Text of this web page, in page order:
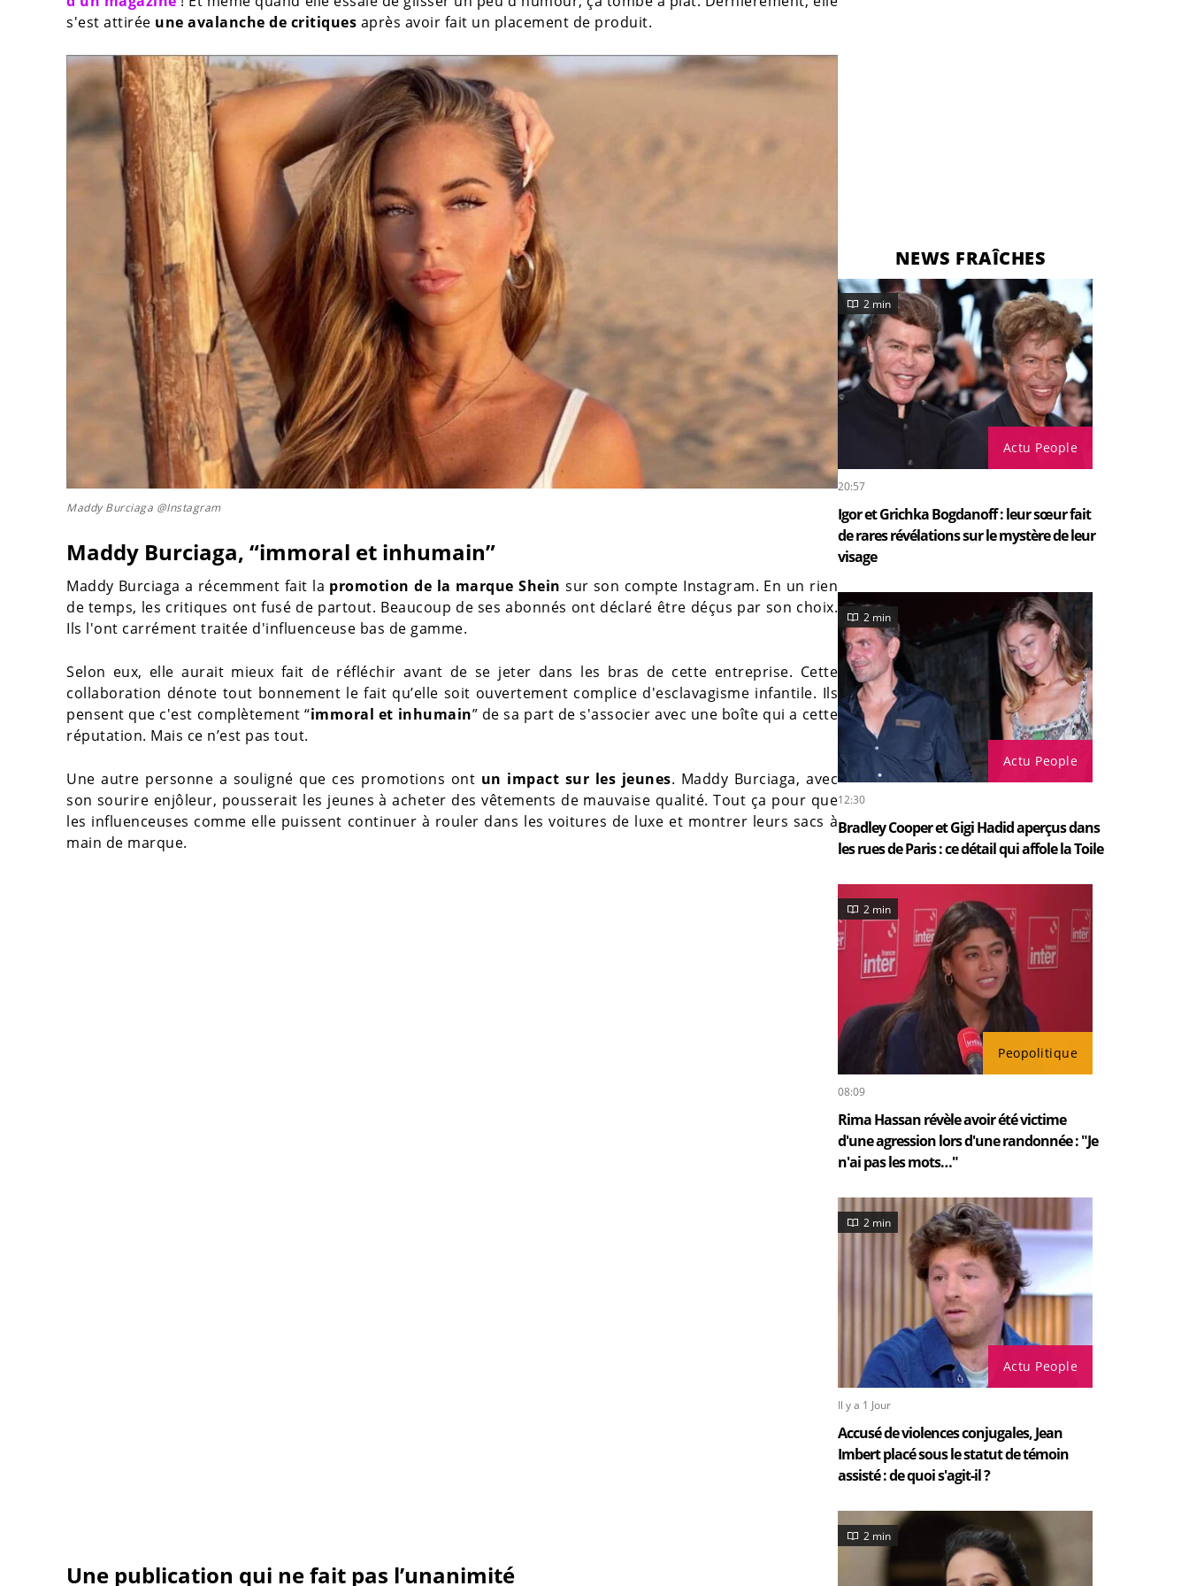
s'est attirée une avalanche de critiques après avoir fait un placement de produit.
Maddy Burciaga @Instagram
Maddy Burciaga, “immoral et inhumain”
Maddy Burciaga a récemment fait la promotion de la marque Shein sur son compte Instagram. En un rien
de temps, les critiques ont fusé de partout. Beaucoup de ses abonnés ont déclaré être déçus par son choix.
Ils l'ont carrément traitée d'influenceuse bas de gamme.
Selon eux, elle aurait mieux fait de réfléchir avant de se jeter dans les bras de cette entreprise. Cette
collaboration dénote tout bonnement le fait qu’elle soit ouvertement complice d'esclavagisme infantile. Ils
pensent que c'est complètement “immoral et inhumain” de sa part de s'associer avec une boîte qui a cette
réputation. Mais ce n’est pas tout.
Une autre personne a souligné que ces promotions ont un impact sur les jeunes. Maddy Burciaga, avec
son sourire enjôleur, pousserait les jeunes à acheter des vêtements de mauvaise qualité. Tout ça pour que
les influenceuses comme elle puissent continuer à rouler dans les voitures de luxe et montrer leurs sacs à
main de marque.
Une publication qui ne fait pas l’unanimité
NEWS FRAÎCHES
Actu People
2 min
20:57
Igor et Grichka Bogdanoff : leur sœur fait
de rares révélations sur le mystère de leur
visage
Actu People
2 min
12:30
Bradley Cooper et Gigi Hadid aperçus dans
les rues de Paris : ce détail qui affole la Toile
Peopolitique
2 min
08:09
Rima Hassan révèle avoir été victime
d'une agression lors d'une randonnée : "Je
n'ai pas les mots…"
Actu People
2 min
Il y a 1 Jour
Accusé de violences conjugales, Jean
Imbert placé sous le statut de témoin
assisté : de quoi s'agit-il ?
2 min